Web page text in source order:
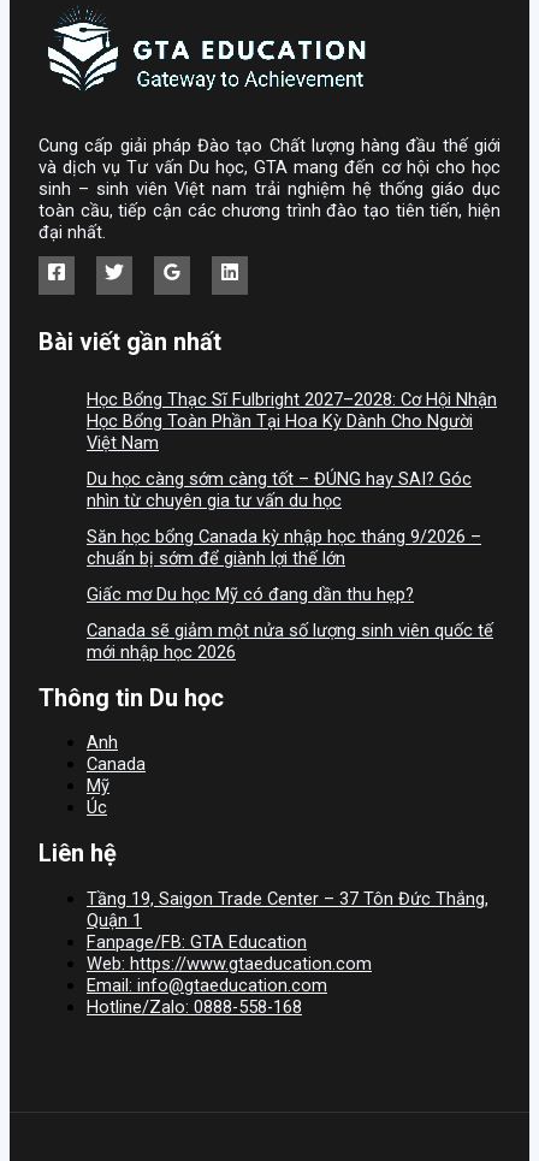
Cung cấp giải pháp Đào tạo Chất lượng hàng đầu thế giới
và dịch vụ Tư vấn Du học, GTA mang đến cơ hội cho học
sinh – sinh viên Việt nam trải nghiệm hệ thống giáo dục
toàn cầu, tiếp cận các chương trình đào tạo tiên tiến, hiện
đại nhất.
Bài viết gần nhất
Học Bổng Thạc Sĩ Fulbright 2027–2028: Cơ Hội Nhận
Học Bổng Toàn Phần Tại Hoa Kỳ Dành Cho Người
Việt Nam
Du học càng sớm càng tốt – ĐÚNG hay SAI? Góc
nhìn từ chuyên gia tư vấn du học
Săn học bổng Canada kỳ nhập học tháng 9/2026 –
chuẩn bị sớm để giành lợi thế lớn
Giấc mơ Du học Mỹ có đang dần thu hẹp?
Canada sẽ giảm một nửa số lượng sinh viên quốc tế
mới nhập học 2026
Thông tin Du học
Anh
Canada
Mỹ
Úc
Liên hệ
Tầng 19, Saigon Trade Center – 37 Tôn Đức Thắng,
Quận 1
Fanpage/FB: GTA Education
Web: https://www.gtaeducation.com
Email: info@gtaeducation.com
Hotline/Zalo: 0888-558-168